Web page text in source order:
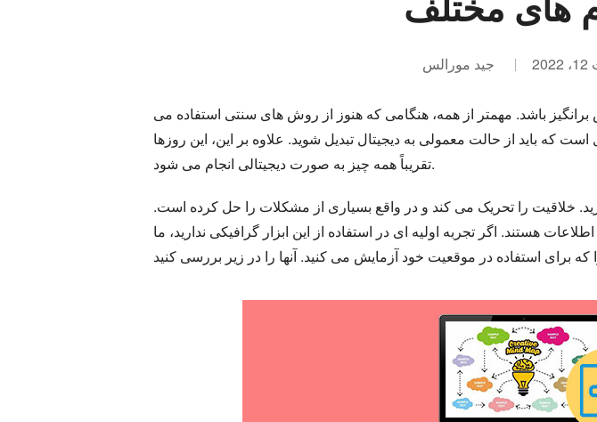
جید مورالس
باشد. مهمتر از همه، هنگامی که هنوز از روش های سنتی استفاده می
که باید از حالت معمولی به دیجیتال تبدیل شوید. علاوه بر این، این روزها
تقریباً همه چیز به صورت دیجیتالی انجام می شود.
خلاقیت را تحریک می کند و در واقع بسیاری از مشکلات را حل کرده است.
هستند. اگر تجربه اولیه ای در استفاده از این ابزار گرافیکی ندارید، ما